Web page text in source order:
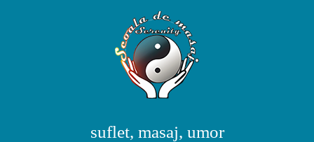
suflet, masaj, umor